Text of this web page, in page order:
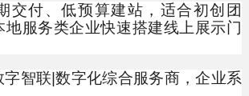
付、低预算建站，适合初创团
地服务类企业快速搭建线上展示门
联|数字化综合服务商，企业系